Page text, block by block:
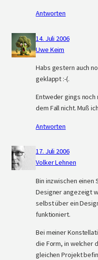
Antworten
14. Juli 2006
Uwe Keim
Habs gestern auch
geklappt :-(.
Entweder gings noch
dem Fall nicht. Muß
Antworten
17. Juli 2006
Volker Lehnen
Bin inzwischen einen
Designer angezeigt
selbst über ein
funktioniert.
Bei meiner
die Form, in welcher
gleichen Projekt